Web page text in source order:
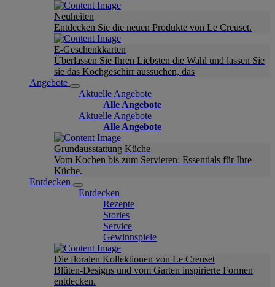
Neuheiten
Entdecken Sie die neuen Produkte von Le Creuset.
E-Geschenkkarten
Überlassen Sie Ihren Liebsten die Wahl und lassen Sie
sie das Kochgeschirr aussuchen, das
Angebote
Aktuelle Angebote
Alle Angebote
Aktuelle Angebote
Alle Angebote
Grundausstattung Küche
Vom Kochen bis zum Servieren: Essentials für Ihre
Küche.
Entdecken
Entdecken
Rezepte
Stories
Service
Gewinnspiele
Die floralen Kollektionen von Le Creuset
Blüten-Designs und vom Garten inspirierte Formen
entdecken.